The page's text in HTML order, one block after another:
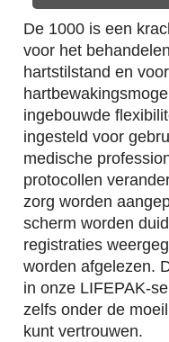
De 1000 is een
voor het
hartstilstand en
ingebouwde
ingesteld voor
medische
protocollen
zorg worden
scherm worden
registraties
worden afgelezen.
in onze LIFEPAK-
zelfs onder de
kunt vertrouwen.